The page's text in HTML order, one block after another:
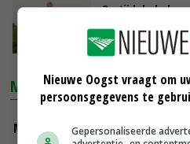
Op tijd de
sprinkhanen
27-11-2019
MARKTPRIJZEN
Magere melkpoeder
Nieuwe Oogst vraagt om
persoonsgegevens te
Gepersonaliseerde